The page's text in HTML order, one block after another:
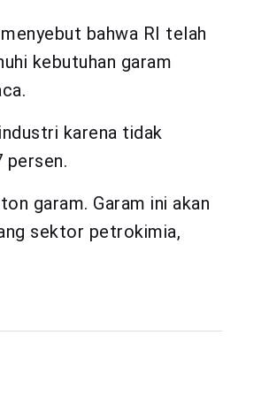
bahwa RI telah
kebutuhan garam
karena tidak
persen.
garam. Garam ini akan
sektor petrokimia,